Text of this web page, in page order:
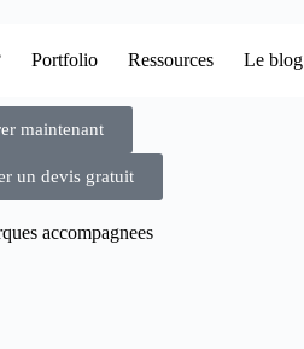
Portfolio Ressources Le blog
maintenant
un devis gratuit
accompagnees